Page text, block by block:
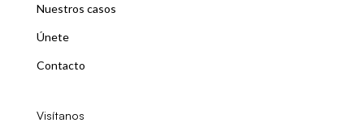
Nuestros casos
Únete
Contacto
Visítanos